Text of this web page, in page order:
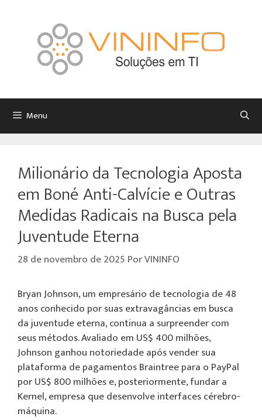
Menu
Milionário da Tecnologia Aposta
em Boné Anti-Calvície e Outras
Medidas Radicais na Busca pela
Juventude Eterna
28 de novembro de 2025 PorVININFO
Bryan Johnson, um empresário de tecnologia de 48
anos conhecido por suas extravagâncias em busca
da juventude eterna, continua a surpreender com
seus métodos. Avaliado em US$ 400 milhões,
Johnson ganhou notoriedade após vender sua
plataforma de pagamentos Braintree para o PayPal
por US$ 800 milhões e, posteriormente, fundar a
Kernel, empresa que desenvolve interfaces cérebro-
máquina.